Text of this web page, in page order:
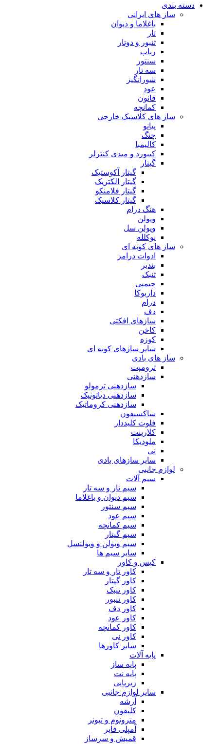
دسته بندی
ساز های ایرانی
باغلاما و دیوان
تار
تنبور و دوتار
رباب
سنتور
سه تار
شورانگیز
عود
قانون
کمانچه
ساز های کلاسیک خارجی
پیانو
چنگ
کالیمبا
کیبورد و میدی کنترلر
گیتار
گیتار آکوستیک
گیتار الکتریک
گیتار فلامنکو
گیتار کلاسیک
هنگ درام
ویولن
ویولن سل
یوکلله
ساز های کوبه ای
ادوات درامز
بندیر
تنبک
جیمبی
داربوکا
درام
دف
سازهای افکتی
کاخن
کوزه
سایر سازهای کوبه ای
ساز های بادی
ترومپت
سازدهنی
سازدهنی ترمولو
سازدهنی دیاتونیک
سازدهنی کروماتیک
ساکسیفون
فلوت کلیددار
کلارینت
ملودیکا
نی
سایر سازهای بادی
لوازم جانبی
سیم آلات
سیم تار و سه تار
سیم دیوان و باغلاما
سیم سنتور
سیم عود
سیم کمانچه
سیم گیتار
سیم ویولن و ویولنسل
سایر سیم ها
کیس و کاور
کاور تار و سه تار
کاور گیتار
کاور تنبک
کاور تنبور
کاور دف
کاور عود
کاور کمانچه
کاور نی
سایر کاورها
پایه آلات
پایه ساز
پایه نت
زیرپایی
سایر لوازم جانبی
آرشه
کلیفون
مترونوم و تیونر
آمپلی فایر
قمیش و سرساز